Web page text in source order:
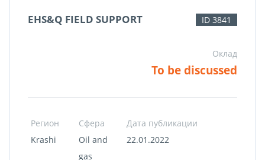
EHS&Q FIELD SUPPORT ID 3841
Оклад
To be discussed
Регион Сфера
Дата публикации
Krashi
Oil and
gas
22.01.2022